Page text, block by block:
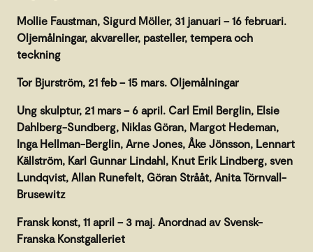
Mollie Faustman, Sigurd Möller, 31 januari – 16 februari.
Oljemålningar, akvareller, pasteller, tempera och
teckning
Tor Bjurström, 21 feb – 15 mars. Oljemålningar
Ung skulptur, 21 mars – 6 april. Carl Emil Berglin, Elsie
Dahlberg-Sundberg, Niklas Göran, Margot Hedeman,
Inga Hellman-Berglin, Arne Jones, Åke Jönsson, Lennart
Källström, Karl Gunnar Lindahl, Knut Erik Lindberg, sven
Lundqvist, Allan Runefelt, Göran Strååt, Anita Törnvall-
Brusewitz
Fransk konst, 11 april – 3 maj. Anordnad av Svensk-
Franska Konstgalleriet